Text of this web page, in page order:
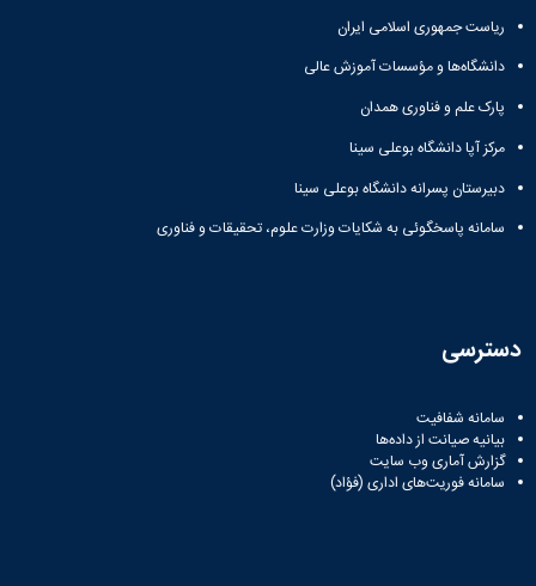
ریاست جمهوری اسلامی ایران
دانشگاه‌ها و مؤسسات آموزش عالی
پارک علم و فناوری همدان
مرکز آپا دانشگاه بوعلی سینا
دبیرستان پسرانه دانشگاه بوعلی سینا
سامانه پاسخگوئی به شکایات وزارت علوم، تحقیقات و فناوری
دسترسی
سامانه شفافیت
بیانیه صیانت از داده‌ها
گزارش آماری وب‌ سایت
سامانه فوریت‌های اداری (فؤاد)